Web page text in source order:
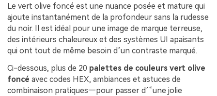
Le vert olive foncé est une nuance posée et mature qui
ajoute instantanément de la profondeur sans la rudesse
du noir. Il est idéal pour une image de marque terreuse,
des intérieurs chaleureux et des systèmes UI apaisants
qui ont tout de même besoin d’un contraste marqué.
Ci-dessous, plus de 20 palettes de couleurs vert olive
foncé avec codes HEX, ambiances et astuces de
combinaison pratiques—pour passer d’“une jolie